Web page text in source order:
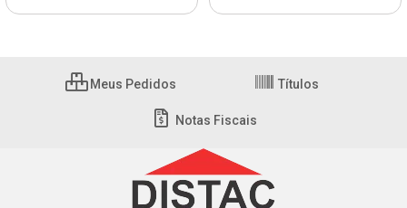
Meus Pedidos Títulos
Notas Fiscais